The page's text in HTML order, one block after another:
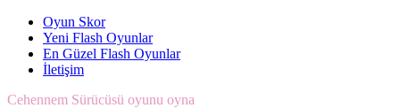
Oyun Skor
Yeni Flash Oyunlar
En Güzel Flash Oyunlar
İletişim
Cehennem Sürücüsü oyunu oyna